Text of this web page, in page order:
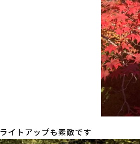
ライトアップも素敵です